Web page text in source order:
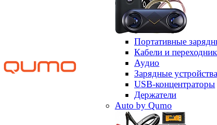
Портативные
Кабели и
Аудио
Зарядные устройства
USB-концентраторы
Держатели
Auto by Qumo